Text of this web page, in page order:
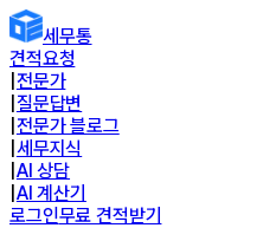
세무통
견적요청
전문가
질문답변
전문가 블로그
세무지식
AI 상담
AI 계산기
로그인무료 견적받기